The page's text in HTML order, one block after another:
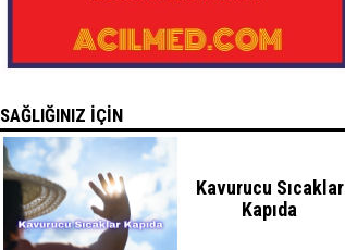
SAĞLIĞINIZ İÇİN
Kavurucu Sıcaklar
Kapıda